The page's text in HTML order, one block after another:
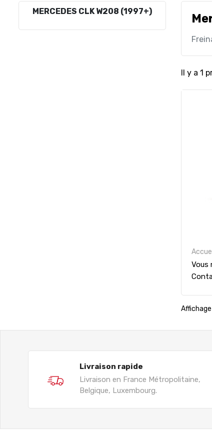
MERCEDES CLK W208 (1997+)
Il y a 1
Vous
Affichage
Livraison rapide
Livraison en France Métropolitaine,
Belgique, Luxembourg.